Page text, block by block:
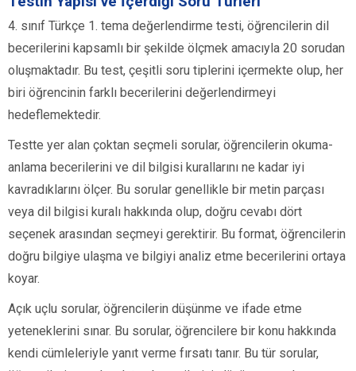
4. sınıf Türkçe 1. tema değerlendirme testi, öğrencilerin dil
becerilerini kapsamlı bir şekilde ölçmek amacıyla 20 sorudan
oluşmaktadır. Bu test, çeşitli soru tiplerini içermekte olup, her
biri öğrencinin farklı becerilerini değerlendirmeyi
hedeflemektedir.
Testte yer alan çoktan seçmeli sorular, öğrencilerin okuma-
anlama becerilerini ve dil bilgisi kurallarını ne kadar iyi
kavradıklarını ölçer. Bu sorular genellikle bir metin parçası
veya dil bilgisi kuralı hakkında olup, doğru cevabı dört
seçenek arasından seçmeyi gerektirir. Bu format, öğrencilerin
doğru bilgiye ulaşma ve bilgiyi analiz etme becerilerini ortaya
koyar.
Açık uçlu sorular, öğrencilerin düşünme ve ifade etme
yeteneklerini sınar. Bu sorular, öğrencilere bir konu hakkında
kendi cümleleriyle yanıt verme fırsatı tanır. Bu tür sorular,